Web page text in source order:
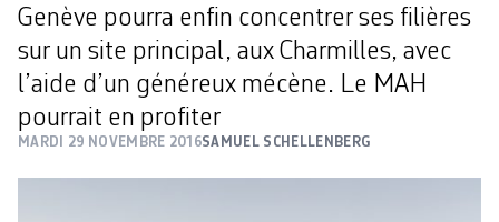
Genève pourra enfin concentrer ses filières
sur un site principal, aux Charmilles, avec
l’aide d’un généreux mécène. Le MAH
pourrait en profiter
MARDI 29 NOVEMBRE 2016SAMUEL SCHELLENBERG